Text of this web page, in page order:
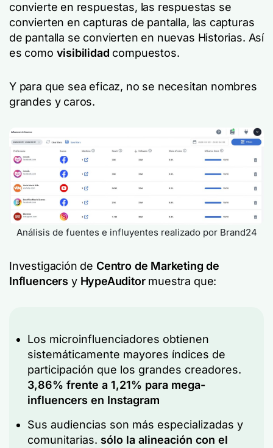
convierte en respuestas, las respuestas se
convierten en capturas de pantalla, las capturas
de pantalla se convierten en nuevas Historias. Así
es como visibilidad compuestos.
Y para que sea eficaz, no se necesitan nombres
grandes y caros.
Análisis de fuentes e influyentes realizado por Brand24
Investigación de Centro de Marketing de
Influencers y HypeAuditormuestra que:
Los microinfluenciadores obtienen
sistemáticamente mayores índices de
participación que los grandes creadores.
3,86% frente a 1,21% para mega-
influencers en Instagram
Sus audiencias son más especializadas y
comunitarias. sólo la alineación con el